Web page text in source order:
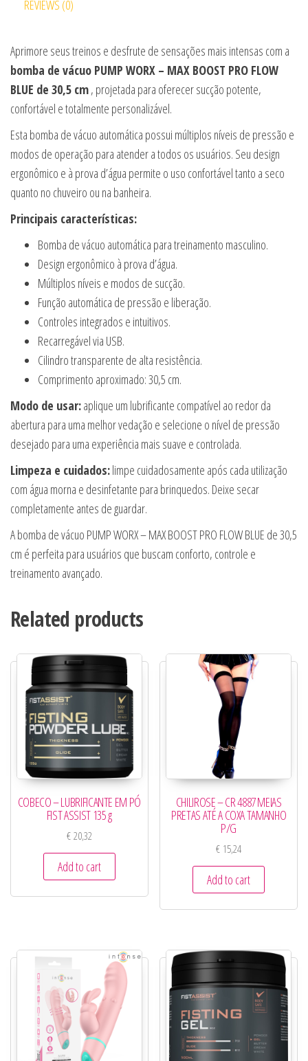
REVIEWS (0)
Aprimore seus treinos e desfrute de sensações mais intensas com a
bomba de vácuo PUMP WORX – MAX BOOST PRO FLOW
BLUE de 30,5 cm, projetada para oferecer sucção potente,
confortável e totalmente personalizável.
Esta bomba de vácuo automática possui múltiplos níveis de pressão e
modos de operação para atender a todos os usuários. Seu design
ergonômico e à prova d’água permite o uso confortável tanto a seco
quanto no chuveiro ou na banheira.
Principais características:
Bomba de vácuo automática para treinamento masculino.
Design ergonômico à prova d’água.
Múltiplos níveis e modos de sucção.
Função automática de pressão e liberação.
Controles integrados e intuitivos.
Recarregável via USB.
Cilindro transparente de alta resistência.
Comprimento aproximado: 30,5 cm.
Modo de usar:aplique um lubrificante compatível ao redor da
abertura para uma melhor vedação e selecione o nível de pressão
desejado para uma experiência mais suave e controlada.
Limpeza e cuidados:limpe cuidadosamente após cada utilização
com água morna e desinfetante para brinquedos. Deixe secar
completamente antes de guardar.
A bomba de vácuo PUMP WORX – MAX BOOST PRO FLOW BLUE de 30,5
cm é perfeita para usuários que buscam conforto, controle e
treinamento avançado.
Related products
COBECO – LUBRIFICANTE EM PÓ
FIST ASSIST 135 g
€20,32
Add to cart
CHILIROSE – CR 4887 MEIAS
PRETAS ATÉ A COXA TAMANHO
P/G
€ 15,24
Add to cart